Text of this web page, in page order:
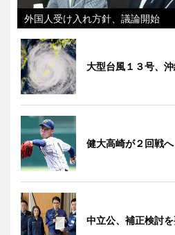
外国人受け入れ方針、議論開始
大型台風１３号、
健大高崎が２回戦
中立公、補正検討